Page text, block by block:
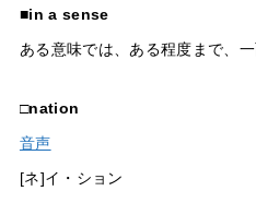
■in a sense
ある意味では、ある程度まで、
□nation
音声
[ネ]イ・ション